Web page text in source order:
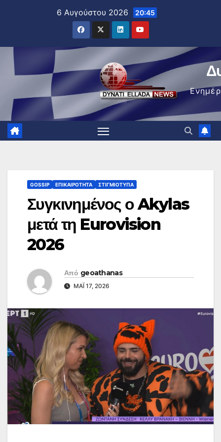
6 Αυγούστου 2026 20:45
GOSSIP ΕΠΙΚΑΙΡΌΤΗΤΑ ΣΤΙΓΜΙΌΤΥΠΑ
Συγκινημένος ο Akylas
μετά τη Eurovision
2026
Από geoathanas
ΜΆΙ 17, 2026